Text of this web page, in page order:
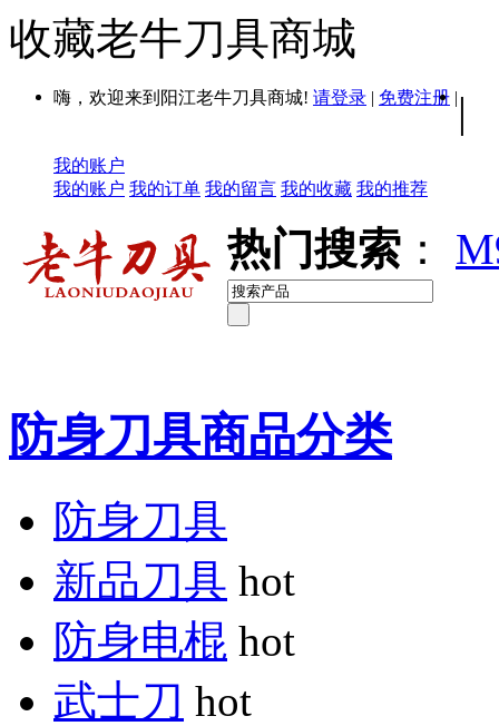
收藏老牛刀具商城
嗨，欢迎来到阳江老牛刀具商城! 请登录 | 免费注册 | |
我的账户
我的账户 我的订单 我的留言 我的收藏 我的推荐
热门搜索 ：
防身刀具商品分类
防身刀具
新品刀具 hot
防身电棍 hot
武士刀 hot